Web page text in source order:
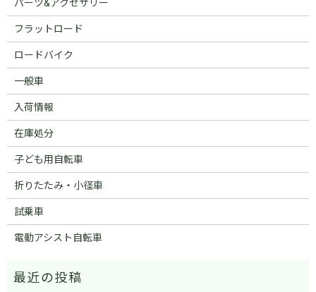
パーツ&アクセサリー
フラットロード
ロードバイク
一般車
入荷情報
在庫処分
子ども用自転車
折りたたみ・小径車
試乗車
電動アシスト自転車